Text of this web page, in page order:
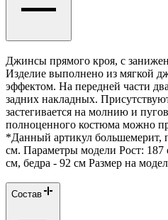
Джинсы прямого кроя, с
Изделие выполнено из мягкой
эффектом. На передней части
задних накладных.
застегивается на молнию и
полноценного костюма можно
*Данный артикул большемерит,
см. Параметры модели Рост: 187
см, бедра - 92 см Размер на
Состав